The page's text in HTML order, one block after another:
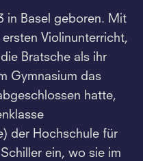
in Basel geboren. Mit
Violinunterricht,
Bratsche als ihr
Gymnasium das
hatte,
der Hochschule für
ein, wo sie im